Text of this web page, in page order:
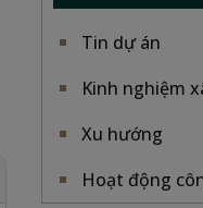
Tin dự án
Kinh nghiệm
Xu hướng
Hoạt động